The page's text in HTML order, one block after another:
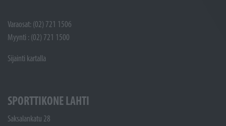
Varaosat: (02) 721 1506
Myynti : (02) 721 1500
Sijainti kartalla
SPORTTIKONE LAHTI
Saksalankatu 28